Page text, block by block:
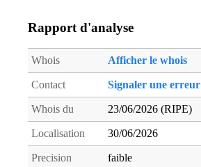
Rapport d'analyse
Whois Afficher le whois
Contact Signaler une erreur
Whois du 23/06/2026 (RIPE)
Localisation 30/06/2026
Precision faible